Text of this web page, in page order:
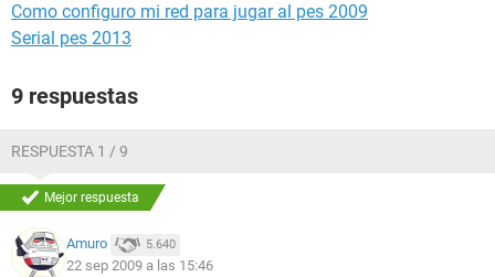
Como configuro mi red para jugar al pes 2009
Serial pes 2013
9 respuestas
RESPUESTA 1 / 9
Mejor respuesta
Amuro 5.640
22 sep 2009 a las 15:46